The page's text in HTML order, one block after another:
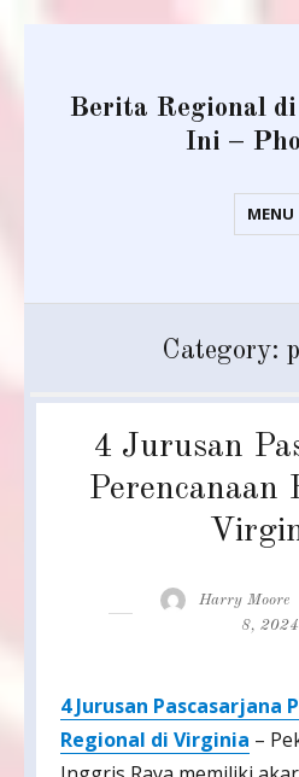
Berita Regional
Ini –
MENU
Category:
4 Jurusan
Perencanaan
Author
Harry Moore
8, 2024
4 Jurusan Pascasarjana
Regional di Virginia –